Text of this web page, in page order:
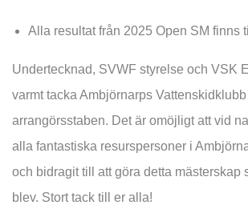
Alla resultat från 2025 Open SM finns
Undertecknad, SVWF styrelse och VSK
varmt tacka Ambjörnarps
arrangörsstaben. Det är omöjligt att vid
alla fantastiska resurspersoner i
och bidragit till att göra detta mästerskap
blev. Stort tack till er alla!